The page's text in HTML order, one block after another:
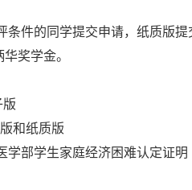
条件的同学提交申请，纸质版提
华奖学金。
版
和纸质版
学部学生家庭经济困难认定证明